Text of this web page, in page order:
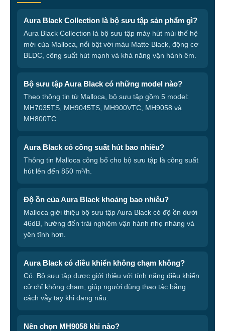
Aura Black Collection là bộ sưu tập sản phẩm gì?
Aura Black Collection là bộ sưu tập máy hút mùi thế hệ
mới của Malloca, nổi bật với màu Matte Black, động cơ
BLDC, công suất hút mạnh và khả năng vận hành êm.
Bộ sưu tập Aura Black có những model nào?
Theo thông tin từ Malloca, bộ sưu tập gồm 5 model:
MH7035TS, MH9045TS, MH900VTC, MH9058 và
MH800TC.
Aura Black có công suất hút bao nhiêu?
Thông tin Malloca công bố cho bộ sưu tập là công suất
hút lên đến 850 m³/h.
Độ ồn của Aura Black khoảng bao nhiêu?
Malloca giới thiệu bộ sưu tập Aura Black có độ ồn dưới
46dB, hướng đến trải nghiệm vận hành nhẹ nhàng và
yên tĩnh hơn.
Aura Black có điều khiển không chạm không?
Có. Bộ sưu tập được giới thiệu với tính năng điều khiển
cử chỉ không chạm, giúp người dùng thao tác bằng
cách vẫy tay khi đang nấu.
Nên chọn MH9058 khi nào?